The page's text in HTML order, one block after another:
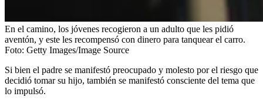
En el camino, los jóvenes recogieron a un adulto que les pidió
aventón, y este les recompensó con dinero para tanquear el carro.
Foto: Getty Images/Image Source
Si bien el padre se manifestó preocupado y molesto por el riesgo que
decidió tomar su hijo, también se manifestó consciente del tema que
lo impulsó.